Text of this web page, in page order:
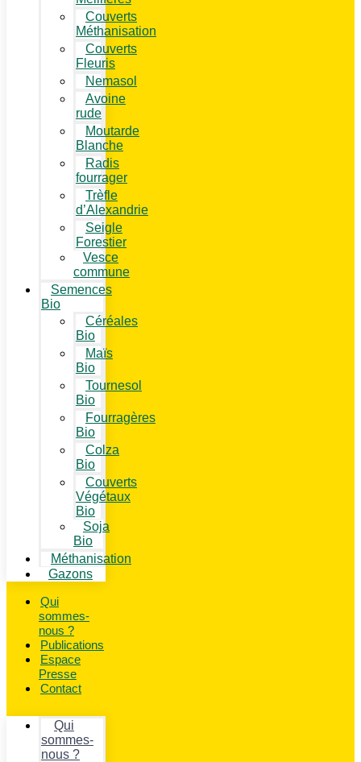
Couverts
Méthanisation
Couverts
Fleuris
Nemasol
Avoine
rude
Moutarde
Blanche
Radis
fourrager
Trèfle
d’Alexandrie
Seigle
Forestier
Vesce
commune
Semences
Bio
Céréales
Bio
Maïs
Bio
Tournesol
Bio
Fourragères
Bio
Colza
Bio
Couverts
Végétaux
Bio
Soja
Bio
Méthanisation
Gazons
Qui
sommes-
nous ?
Publications
Espace
Presse
Contact
Qui
sommes-
nous ?